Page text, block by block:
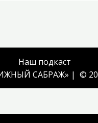
Наш подкаст
САБРАЖ» | ©